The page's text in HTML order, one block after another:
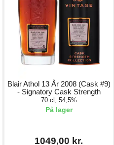
Blair Athol 13 År 2008 (Cask #9)
- Signatory Cask Strength
70 cl, 54,5%
På lager
1049,00 kr.